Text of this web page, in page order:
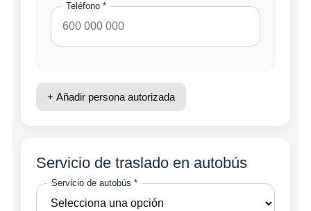
Teléfono *
+ Añadir persona autorizada
Servicio de traslado en autobús
Servicio de autobús *